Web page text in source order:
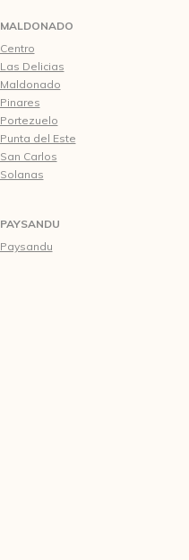
MALDONADO
Centro
Las Delicias
Maldonado
Pinares
Portezuelo
Punta del Este
San Carlos
Solanas
PAYSANDU
Paysandu